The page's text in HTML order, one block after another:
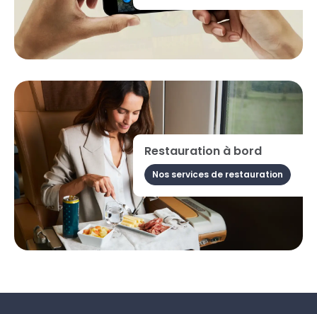
Restauration à bord
Nos services de restauration